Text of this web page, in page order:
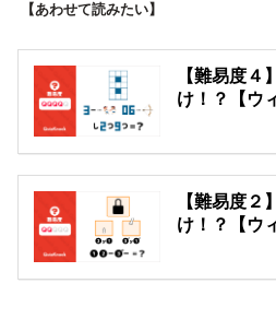
【あわせて読みたい】
【難易度４
け！？【ウ
【難易度２
け！？【ウ